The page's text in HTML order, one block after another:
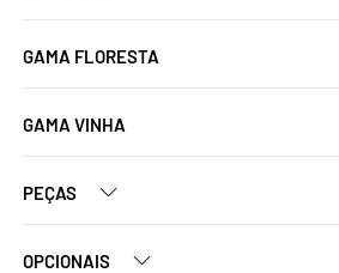
GAMA FLORESTA
GAMA VINHA
PEÇAS
OPCIONAIS